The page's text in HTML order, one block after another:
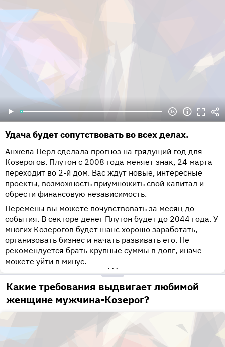
Удача будет сопутствовать во всех делах.
Анжела Перл сделала прогноз на грядущий год для
Козерогов. Плутон с 2008 года меняет знак, 24 марта
переходит во 2-й дом. Вас ждут новые, интересные
проекты, возможность приумножить свой капитал и
обрести финансовую независимость.
Перемены вы можете почувствовать за месяц до
события. В секторе денег Плутон будет до 2044 года. У
многих Козерогов будет шанс хорошо заработать,
организовать бизнес и начать развивать его. Не
рекомендуется брать крупные суммы в долг, иначе
можете уйти в минус.
•••
Какие требования выдвигает любимой
женщине мужчина-Козерог?